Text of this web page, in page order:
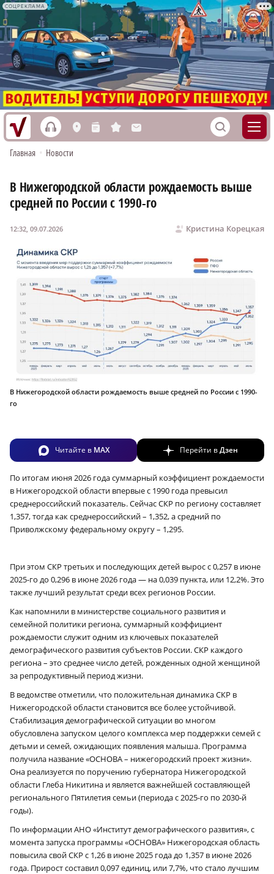
СОЦРЕКЛАМА
h L n s M S
Главная • Новости
В Нижегородской области рождаемость выше
средней по России с 1990-го
Кристина Корецкая
12:32, 09.07.2026
В Нижегородской области рождаемость выше средней по России с 1990-
го
Читайте в MAX Перейти вДзен
По итогам июня 2026 года суммарный коэффициент рождаемости
в Нижегородской области впервые с 1990 года превысил
среднероссийский показатель. Сейчас СКР по региону составляет
1,357, тогда как среднероссийский – 1,352, а средний по
Приволжскому федеральному округу – 1,295.
При этом СКР третьих и последующих детей вырос с 0,257 в июне
2025-го до 0,296 в июне 2026 года — на 0,039 пункта, или 12,2%. Это
также лучший результат среди всех регионов России.
Как напомнили в министерстве социального развития и
семейной политики региона, суммарный коэффициент
рождаемости служит одним из ключевых показателей
демографического развития субъектов России. СКР каждого
региона – это среднее число детей, рожденных одной женщиной
за репродуктивный период жизни.
В ведомстве отметили, что положительная динамика СКР в
Нижегородской области становится все более устойчивой.
Стабилизация демографической ситуации во многом
обусловлена запуском целого комплекса мер поддержки семей с
детьми и семей, ожидающих появления малыша. Программа
получила название «ОСНОВА – нижегородский проект жизни».
Она реализуется по поручению губернатора Нижегородской
области Глеба Никитина и является важнейшей составляющей
регионального Пятилетия семьи (периода с 2025-го по 2030‑й
годы).
По информации АНО «Институт демографического развития», с
момента запуска программы «ОСНОВА» Нижегородская область
повысила свой СКР с 1,26 в июне 2025 года до 1,357 в июне 2026
года. Прирост составил 0,097 единиц, или 7,7%, что стало лучшим